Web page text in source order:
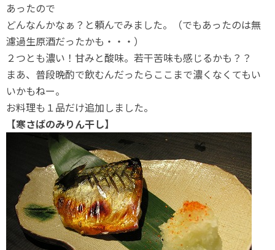
あったので
どんなんかなぁ？と頼んでみました。（でもあったのは無
濾過生原酒だったかも・・・）
２つとも濃い！甘みと酸味。若干苦味も感じるかも？？
まあ、普段晩酌で飲むんだったらここまで濃くなくてもい
いかもねー。
お料理も１品だけ追加しました。
【寒さばのみりん干し】